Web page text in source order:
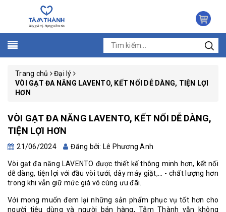
Trang chủ
Đại lý
VÒI GẠT ĐA NĂNG LAVENTO, KẾT NỐI DỄ DÀNG, TIỆN LỢI
HƠN
VÒI GẠT ĐA NĂNG LAVENTO, KẾT NỐI DỄ DÀNG,
TIỆN LỢI HƠN
21/06/2024 Đăng bởi: Lê Phương Anh
Vòi gạt đa năng LAVENTO được thiết kế thông minh hơn, kết nối
dễ dàng, tiện lợi với đầu vòi tưới, dây máy giặt,... - chất lượng hơn
trong khi vẫn giữ mức giá vô cùng ưu đãi.
Với mong muốn đem lại những sản phẩm phục vụ tốt hơncho
người tiêu dùng và người bán hàng,Tâm Thành vẫn không